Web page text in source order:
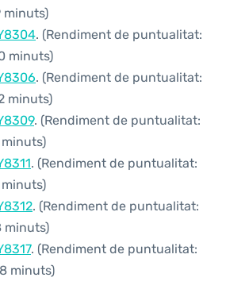
minuts)
. (Rendiment de puntualitat:
minuts)
. (Rendiment de puntualitat:
minuts)
. (Rendiment de puntualitat:
. (Rendiment de puntualitat:
. (Rendiment de puntualitat:
minuts)
. (Rendiment de puntualitat:
minuts)